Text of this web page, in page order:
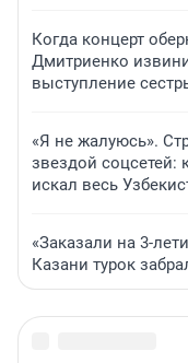
Когда концерт
Дмитриенко
выступление
«Я не жалуюсь».
звездой соцсетей:
искал весь
«Заказали на 3-
Казани турок